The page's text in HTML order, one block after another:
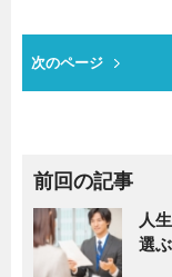
次のページ
前回の記事
人
選